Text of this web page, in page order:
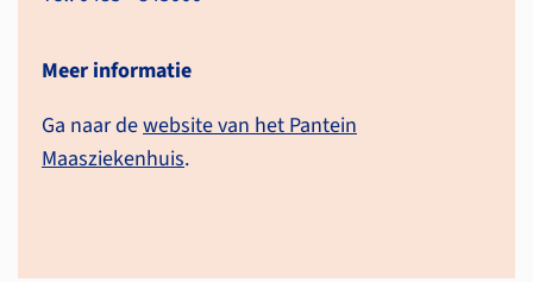
Meer informatie
Ga naar dewebsite van het Pantein
Maasziekenhuis.